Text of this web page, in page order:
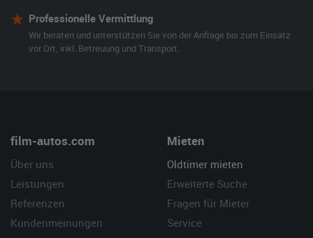
Professionelle Vermittlung
Wir beraten und unterstützen Sie von der Anfrage bis zum Einsatz
vor Ort, inkl. Betreuung und Transport.
film-autos.com
Über uns
Leistungen
Referenzen
Kundenmeinungen
Mieten
Oldtimer mieten
Erweiterte Suche
Fragen für Mieter
Service